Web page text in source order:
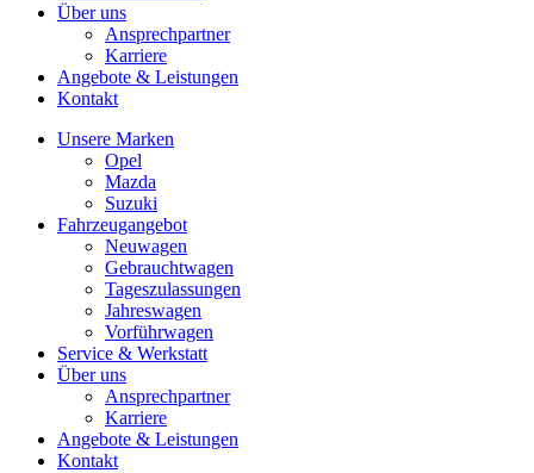
Über uns
Ansprechpartner
Karriere
Angebote & Leistungen
Kontakt
Unsere Marken
Opel
Mazda
Suzuki
Fahrzeugangebot
Neuwagen
Gebrauchtwagen
Tageszulassungen
Jahreswagen
Vorführwagen
Service & Werkstatt
Über uns
Ansprechpartner
Karriere
Angebote & Leistungen
Kontakt